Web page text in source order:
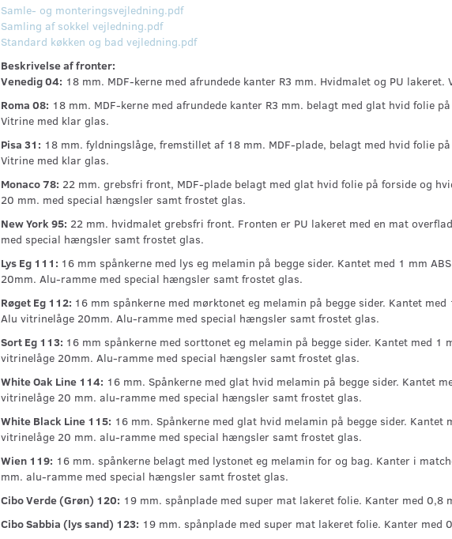
Samle- og monteringsvejledning.pdf
Samling af sokkel vejledning.pdf
Standard køkken og bad vejledning.pdf
Beskrivelse af fronter:
Venedig 04: 18 mm. MDF-kerne med afrundede kanter R3 mm. Hvidmalet og PU
Roma 08: 18 mm. MDF-kerne med afrundede kanter R3 mm. belagt med glat hvid folie
Vitrine med klar glas.
Pisa 31: 18 mm. fyldningslåge, fremstillet af 18 mm. MDF-plade, belagt med hvid folie
Vitrine med klar glas.
Monaco 78: 22 mm. grebsfri front, MDF-plade belagt med glat hvid folie på forside og
20 mm. med special hængsler samt frostet glas.
New York 95: 22 mm. hvidmalet grebsfri front. Fronten er PU lakeret med en mat
med special hængsler samt frostet glas.
Lys Eg 111: 16 mm spånkerne med lys eg melamin på begge sider. Kantet med 1 mm
20mm. Alu-ramme med special hængsler samt frostet glas.
Røget Eg 112: 16 mm spånkerne med mørktonet eg melamin på begge sider. Kantet
Alu vitrinelåge 20mm. Alu-ramme med special hængsler samt frostet glas.
Sort Eg 113: 16 mm spånkerne med sorttonet eg melamin på begge sider. Kantet med 1
vitrinelåge 20mm. Alu-ramme med special hængsler samt frostet glas.
White Oak Line 114: 16 mm. Spånkerne med glat hvid melamin på begge sider. Kantet
vitrinelåge 20 mm. alu-ramme med special hængsler samt frostet glas.
White Black Line 115: 16 mm. Spånkerne med glat hvid melamin på begge sider. Kantet
vitrinelåge 20 mm. alu-ramme med special hængsler samt frostet glas.
Wien 119: 16 mm. spånkerne belagt med lystonet eg melamin for og bag. Kanter i
mm. alu-ramme med special hængsler samt frostet glas.
Cibo Verde (Grøn) 120: 19 mm. spånplade med super mat lakeret folie. Kanter med 0,8
Cibo Sabbia (lys sand) 123: 19 mm. spånplade med super mat lakeret folie. Kanter med